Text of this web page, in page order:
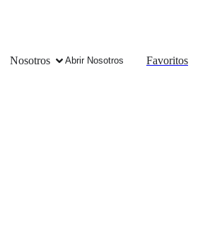
Nosotros Abrir Nosotros
Favoritos